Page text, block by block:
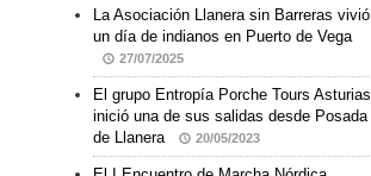
La Asociación Llanera sin Barreras vivió
un día de indianos en Puerto de Vega
27/07/2025
El grupo Entropía Porche Tours Asturias
inició una de sus salidas desde Posada
de Llanera
20/05/2023